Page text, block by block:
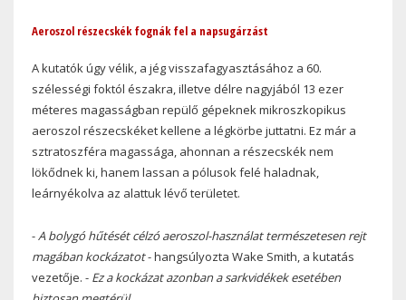
Aeroszol részecskék fognák fel a napsugárzást
A kutatók úgy vélik, a jég visszafagyasztásához a 60.
szélességi foktól északra, illetve délre nagyjából 13 ezer
méteres magasságban repülő gépeknek mikroszkopikus
aeroszol részecskéket kellene a légkörbe juttatni. Ez már a
sztratoszféra magassága, ahonnan a részecskék nem
lökődnek ki, hanem lassan a pólusok felé haladnak,
leárnyékolva az alattuk lévő területet.
-A bolygó hűtését célzó aeroszol-használat természetesen rejt
magában kockázatot- hangsúlyozta Wake Smith, a kutatás
vezetője. - Ez a kockázat azonban a sarkvidékek esetében